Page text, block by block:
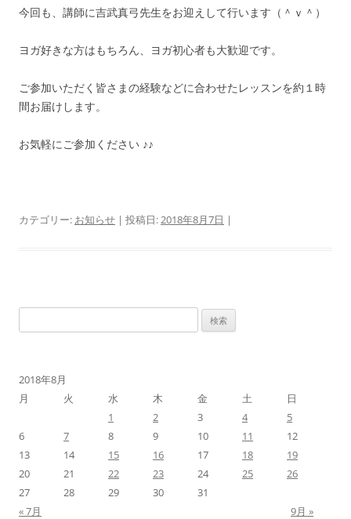
今回も、講師に吉武真弓先生をお迎えして行います（＾ｖ＾）
ヨガ好きな方はもちろん、ヨガ初心者も大歓迎です。
ご参加いただく皆さまの経験などに合わせたレッスンを約１時
間お届けします。
お気軽にご参加ください ♪♪
カテゴリー: お知らせ | 投稿日:2018年8月7日 |
索:
2018年8月
月
火 水 木 金 土
日
1
2 3 4
5
6
7 8 9 10 11
12
13
14 15 16 17 18
19
20
21 22 23 24 25
26
27
28 29 30
31
« 7月
9月 »